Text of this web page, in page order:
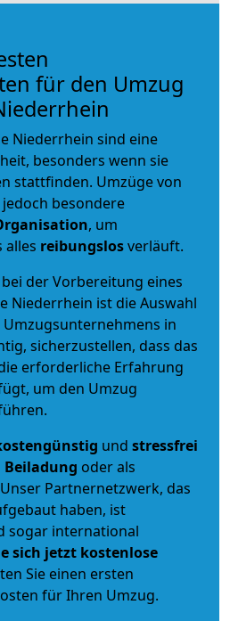
für den Umzug
Niederrhein sind eine
besonders wenn sie
stattfinden. Umzüge von
besondere
, um
alles reibungslosverläuft.
der Vorbereitung eines
Niederrhein ist die Auswahl
Umzugsunternehmens in
sicherzustellen, dass das
erforderliche Erfahrung
um den Umzug
und stressfrei
Beiladung oder als
Partnernetzwerk, das
haben, ist
sogar international
sich jetzt kostenlose
Sie einen ersten
für Ihren Umzug.